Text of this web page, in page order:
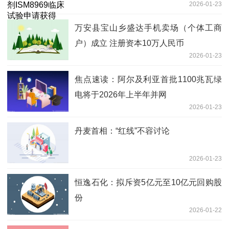
2026-01-23
万安县宝山乡盛达手机卖场（个体工商
户）成立 注册资本10万人民币
2026-01-23
焦点速读：阿尔及利亚首批1100兆瓦绿
电将于2026年上半年并网
2026-01-23
丹麦首相：“红线”不容讨论
2026-01-23
恒逸石化：拟斥资5亿元至10亿元回购股
份
2026-01-22